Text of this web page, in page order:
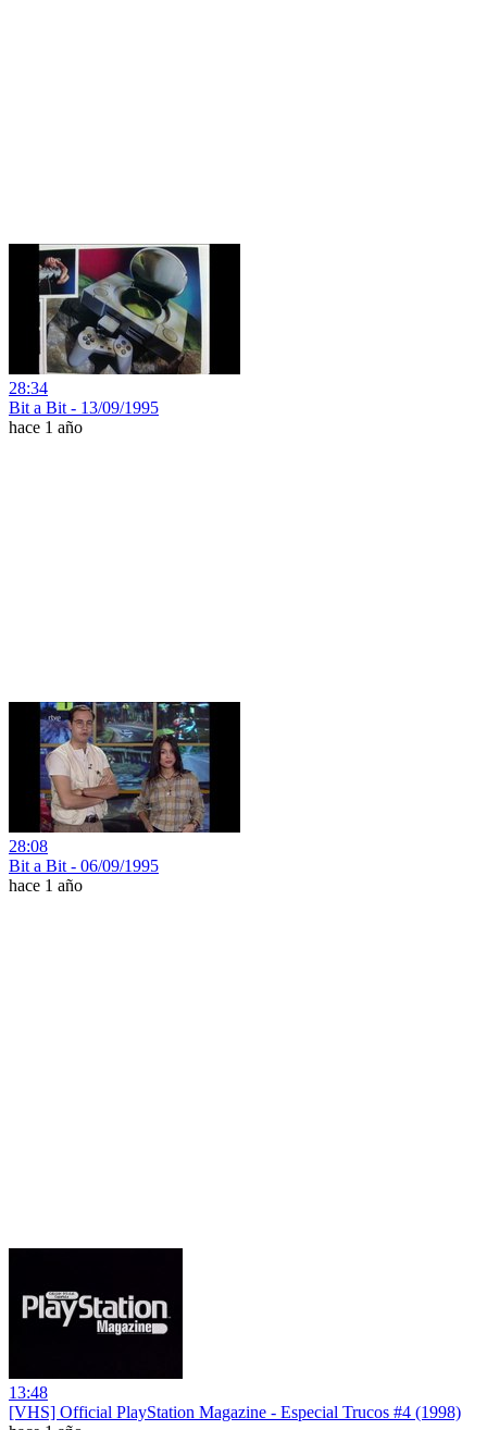
28:34
Bit a Bit - 13/09/1995
hace 1 año
28:08
Bit a Bit - 06/09/1995
hace 1 año
13:48
[VHS] Official PlayStation Magazine - Especial Trucos #4 (1998)